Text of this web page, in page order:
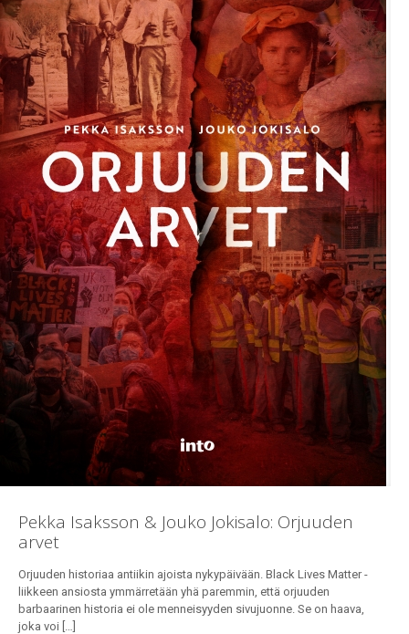
Pekka Isaksson & Jouko Jokisalo: Orjuuden
arvet
Orjuuden historiaa antiikin ajoista nykypäivään. Black Lives Matter -
liikkeen ansiosta ymmärretään yhä paremmin, että orjuuden
barbaarinen historia ei ole menneisyyden sivujuonne. Se on haava,
joka voi […]